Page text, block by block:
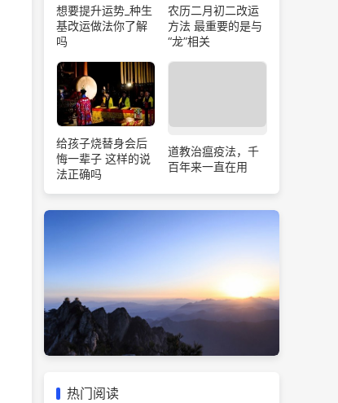
想要提升运势_种生
基改运做法你了解
吗
农历二月初二改运
方法 最重要的是与
“龙”相关
给孩子烧替身会后
悔一辈子 这样的说
法正确吗
道教治瘟疫法，千
百年来一直在用
热门阅读